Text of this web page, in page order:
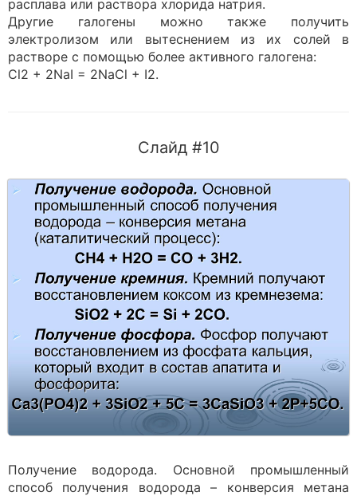
расплава или раствора хлорида натрия.
Другие галогены можно также получить
электролизом или вытеснением из их солей в
растворе с помощью более активного галогена:
Cl2 + 2NaI = 2NaCl + I2.
Слайд #10
Получение водорода. Основной промышленный
способ получения водорода – конверсия метана